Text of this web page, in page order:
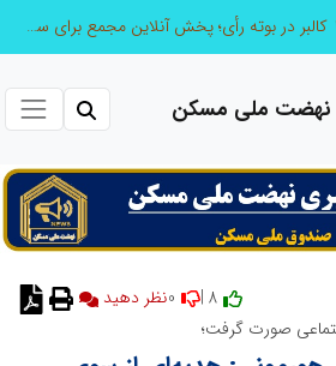
صورت‌های مالی سال ۱۴۰۴ کالبر در بوته رأی؛ پخش آنلاین مجمع برای سهامداران در سراسر کشور
نهضت ملی مسکن
نظر دهید
صورت گرفت؛